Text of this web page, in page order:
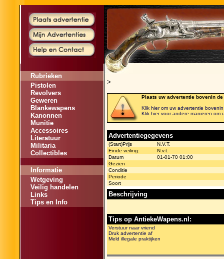
Rubrieken
Pistolen
Revolvers
Geweren
Blankewapens
Kanonnen
Munitie
Accessoires
Literatuur
Militaria
Collectibles
Informatie
Wetgeving
Veilig handelen
Links
Tips en Info
>
Plaats uw advertentie bovenin
Klik hier om uw advertentie
Klik hier voor andere manieren om
Advertentiegegevens
(Start)Prijs
N.V.T.
Einde veiling:
N.v.t.
Datum
01-01-70 01:00
Gezien
Conditie
Periode
Soort
Beschrijving
Tips op AntiekeWapens.nl:
Verstuur naar vriend
Druk advertentie af
Meld illegale praktijken